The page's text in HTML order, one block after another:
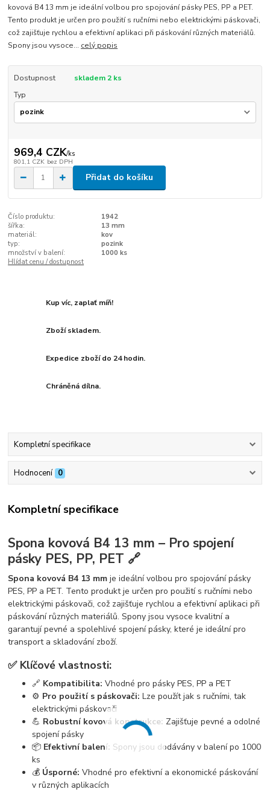
kovová B4 13 mm je ideální volbou pro spojování pásky PES, PP a PET.
Tento produkt je určen pro použití s ručními nebo elektrickými páskovači,
což zajišťuje rychlou a efektivní aplikaci při páskování různých materiálů.
Spony jsou vysoce... celý popis
Dostupnost
skladem 2 ks
Typ
969,4 CZK/ks
801,1 CZK bez DPH
Přidat do košíku
Číslo produktu:
1942
šířka:
13 mm
materiál:
kov
typ:
pozink
množství v balení:
1000 ks
Hlídat cenu / dostupnost
Kup víc, zaplať míň!
Zboží skladem.
Expedice zboží do 24 hodin.
Chráněná dílna.
Kompletní specifikace
Hodnocení 0
Kompletní specifikace
Spona kovová B4 13 mm – Pro spojení
pásky PES, PP, PET 🔗
Spona kovová B4 13 mm je ideální volbou pro spojování pásky
PES, PP a PET. Tento produkt je určen pro použití s ručními nebo
elektrickými páskovači, což zajišťuje rychlou a efektivní aplikaci při
páskování různých materiálů. Spony jsou vysoce kvalitní a
garantují pevné a spolehlivé spojení pásky, které je ideální pro
transport a skladování zboží.
✅ Klíčové vlastnosti:
🔗 Kompatibilita: Vhodné pro pásky PES, PP a PET
⚙️ Pro použití s páskovači: Lze použít jak s ručními, tak
elektrickými páskovači
💪 Robustní kovová konstrukce: Zajišťuje pevné a odolné
spojení pásky
📦 Efektivní balení: Spony jsou dodávány v balení po 1000
ks
💰 Úsporné: Vhodné pro efektivní a ekonomické páskování
v různých aplikacích